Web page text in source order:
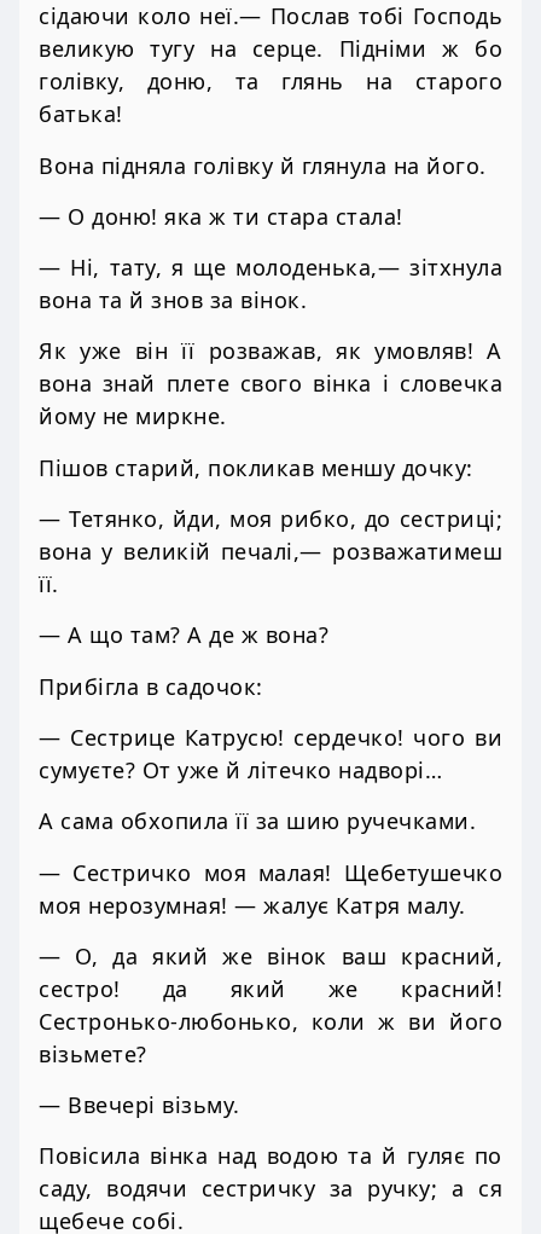
сідаючи коло неї.— Послав тобі Господь
великую тугу на серце. Підніми ж бо
голівку, доню, та глянь на старого
батька!
Вона підняла голівку й глянула на його.
— О доню! яка ж ти стара стала!
— Ні, тату, я ще молоденька,— зітхнула
вона та й знов за вінок.
Як уже він її розважав, як умовляв! А
вона знай плете свого вінка і словечка
йому не миркне.
Пішов старий, покликав меншу дочку:
— Тетянко, йди, моя рибко, до сестриці;
вона у великій печалі,— розважатимеш
її.
— А що там? А де ж вона?
Прибігла в садочок:
— Сестрице Катрусю! сердечко! чого ви
сумуєте? От уже й літечко надворі…
А сама обхопила її за шию ручечками.
— Сестричко моя малая! Щебетушечко
моя нерозумная! — жалує Катря малу.
— О, да який же вінок ваш красний,
сестро! да який же красний!
Сестронько-любонько, коли ж ви його
візьмете?
— Ввечері візьму.
Повісила вінка над водою та й гуляє по
саду, водячи сестричку за ручку; а ся
щебече собі.